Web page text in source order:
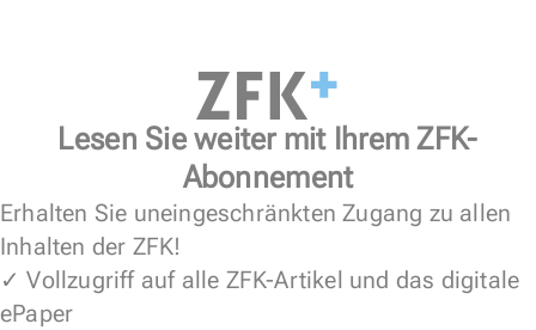
Lesen Sie weiter mit Ihrem ZFK-
Abonnement
Erhalten Sie uneingeschränkten Zugang zu allen
Inhalten der ZFK!
✓ Vollzugriff auf alle ZFK-Artikel und das digitale
ePaper